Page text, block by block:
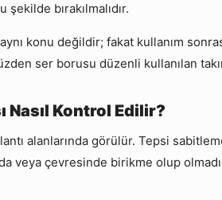
bırakılmalıdır.
konu değildir; fakat kullanım
ser borusu düzenli kullanılan
Nasıl Kontrol Edilir?
alanlarında görülür. Tepsi
veya çevresinde birikme olup